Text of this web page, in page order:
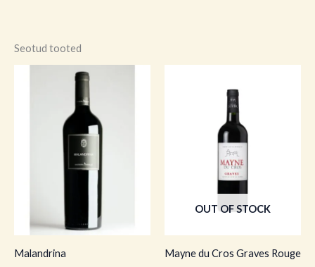
Seotud tooted
Malandrina
OUT OF STOCK
Mayne du Cros Graves Rouge